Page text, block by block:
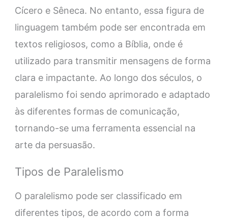
Cícero e Sêneca. No entanto, essa figura de
linguagem também pode ser encontrada em
textos religiosos, como a Bíblia, onde é
utilizado para transmitir mensagens de forma
clara e impactante. Ao longo dos séculos, o
paralelismo foi sendo aprimorado e adaptado
às diferentes formas de comunicação,
tornando-se uma ferramenta essencial na
arte da persuasão.
Tipos de Paralelismo
O paralelismo pode ser classificado em
diferentes tipos, de acordo com a forma